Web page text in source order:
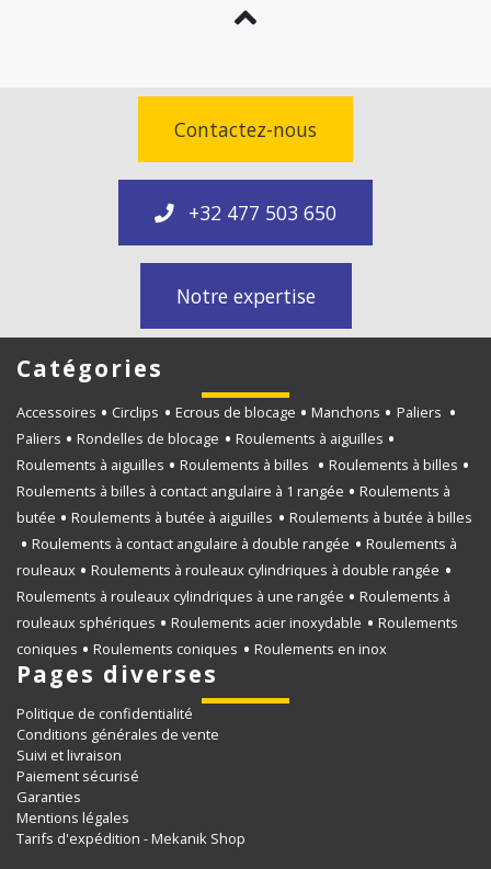
Contactez-nous
+32 477 503 650
Notre expertise
Catégories
Accessoires Circlips Ecrous de blocage Manchons
Paliers
Paliers
Rondelles de blocage
Roulements à aiguilles
Roulements à aiguilles
Roulements à billes
Roulements à billes
Roulements à billes à contact angulaire à 1 rangée
Roulements à
butée
Roulements à butée à aiguilles
Roulements à butée à billes
Roulements à contact angulaire à double rangée
Roulements à
rouleaux
Roulements à rouleaux cylindriques à double rangée
Roulements à rouleaux cylindriques à une rangée
Roulements à
rouleaux sphériques
Roulements acier inoxydable
Roulements
coniques
Roulements coniques Roulements en inox
Pages diverses
Politique de confidentialité
Conditions générales de vente
Suivi et livraison
Paiement sécurisé
Garanties
Mentions légales
Tarifs d'expédition - Mekanik Shop